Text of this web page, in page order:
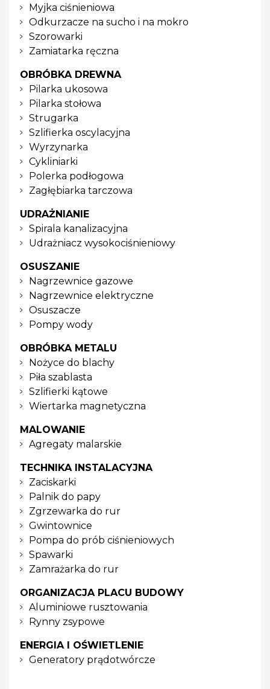
Myjka ciśnieniowa
Odkurzacze na sucho i na mokro
Szorowarki
Zamiatarka ręczna
OBRÓBKA DREWNA
Pilarka ukosowa
Pilarka stołowa
Strugarka
Szlifierka oscylacyjna
Wyrzynarka
Cykliniarki
Polerka podłogowa
Zagłębiarka tarczowa
UDRAŻNIANIE
Spirala kanalizacyjna
Udrażniacz wysokociśnieniowy
OSUSZANIE
Nagrzewnice gazowe
Nagrzewnice elektryczne
Osuszacze
Pompy wody
OBRÓBKA METALU
Nożyce do blachy
Piła szablasta
Szlifierki kątowe
Wiertarka magnetyczna
MALOWANIE
Agregaty malarskie
TECHNIKA INSTALACYJNA
Zaciskarki
Palnik do papy
Zgrzewarka do rur
Gwintownice
Pompa do prób ciśnieniowych
Spawarki
Zamrażarka do rur
ORGANIZACJA PLACU BUDOWY
Aluminiowe rusztowania
Rynny zsypowe
ENERGIA I OŚWIETLENIE
Generatory prądotwórcze